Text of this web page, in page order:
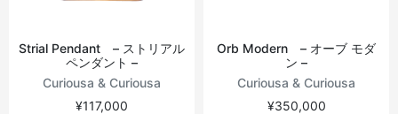
Strial Pendant – ストリアル
ペンダント –
Curiousa & Curiousa
¥117,000
Orb Modern – オーブ モダ
ン –
Curiousa & Curiousa
¥350,000